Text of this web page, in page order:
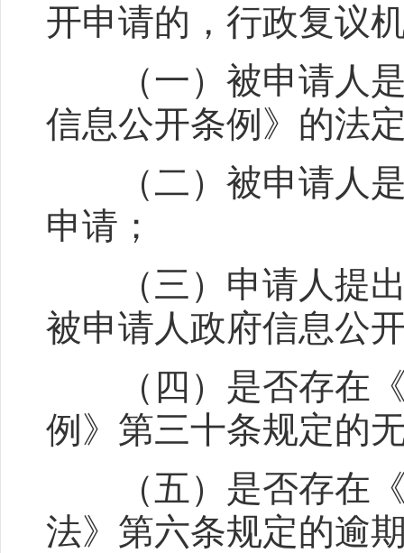
开申请的，行政复议
（一）被申请人是
信息公开条例》的法
（二）被申请人是
申请；
（三）申请人提出
被申请人政府信息公
（四）是否存在《
例》第三十条规定的
（五）是否存在《
法》第六条规定的逾